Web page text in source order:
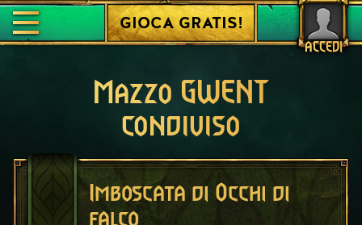
ACCEDI
GIOCA GRATIS!
Mazzo GWENT
condiviso
Imboscata di Occhi di
falco